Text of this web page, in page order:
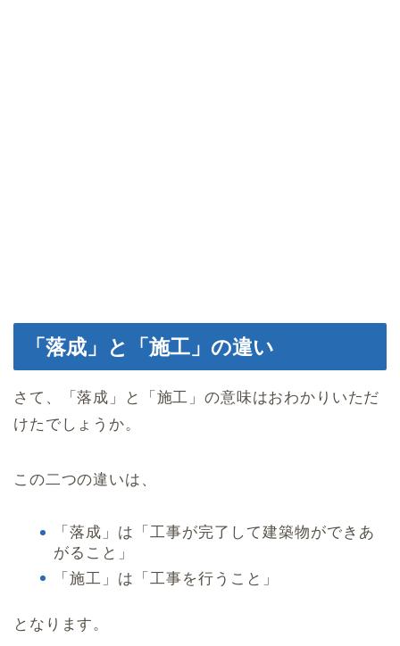
「落成」と「施工」の違い
さて、「落成」と「施工」の意味はおわかりいただ
けたでしょうか。
この二つの違いは、
「落成」は「工事が完了して建築物ができあ
がること」
「施工」は「工事を行うこと」
となります。